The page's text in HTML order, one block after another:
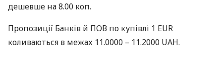
дешевше на 8.00 коп.
Пропозиції Банків й ПОВ по купівлі 1 EUR
коливаються в межах 11.0000 – 11.2000 UAH.